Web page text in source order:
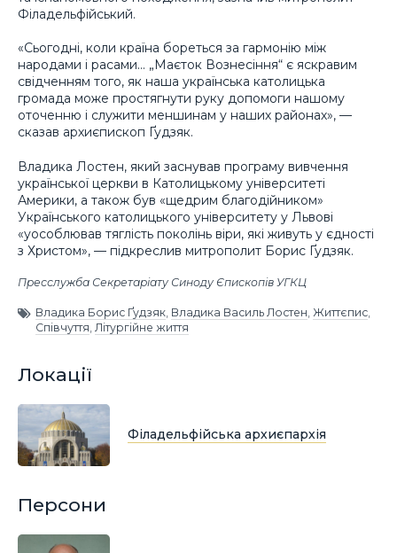
Філадельфійський.
«Сьогодні, коли країна бореться за гармонію між
народами і расами… „Маєток Вознесіння“ є яскравим
свідченням того, як наша українська католицька
громада може простягнути руку допомоги нашому
оточенню і служити меншинам у наших районах», —
сказав архиєпископ Ґудзяк.
Владика Лостен, який заснував програму вивчення
української церкви в Католицькому університеті
Америки, а також був «щедрим благодійником»
Українського католицького університету у Львові
«уособлював тяглість поколінь віри, які живуть у єдності
з Христом», — підкреслив митрополит Борис Ґудзяк.
Пресслужба Секретаріату Синоду Єпископів УГКЦ
Владика Борис Ґудзяк, Владика Василь Лостен, Життєпис,
Співчуття, Літургійне життя
Локації
Філадельфійська архиєпархія
Персони